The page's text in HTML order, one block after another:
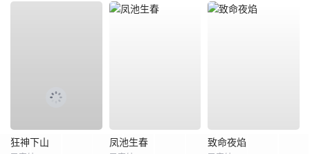
狂神下山 凤池生春 致命夜焰